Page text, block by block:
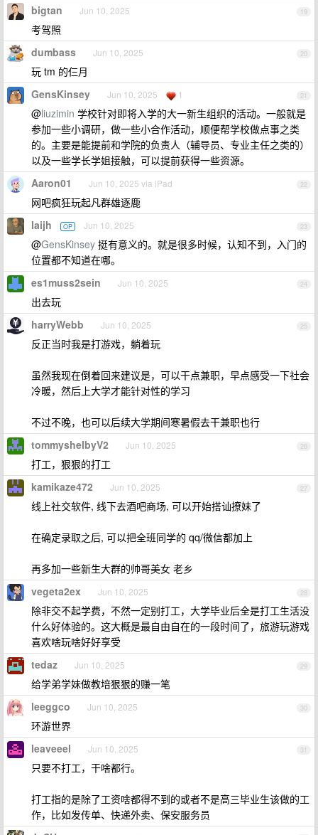
19
bigtan Jun 10, 2025
考驾照
20
dumbass Jun 10, 2025
玩 tm 的仨月
21
GensKinsey Jun 10, 2025 1
@liuzimin 学校针对即将入学的大一新生组织的活动。一般就是
参加一些小调研，做一些小合作活动，顺便帮学校做点事之类
的。主要是能提前和学院的负责人（辅导员、专业主任之类的）
以及一些学长学姐接触，可以提前获得一些资源。
22
Aaron01 Jun 10, 2025 via iPad
网吧疯狂玩起凡群雄逐鹿
23
laijh OP Jun 10, 2025
@GensKinsey 挺有意义的。就是很多时候，认知不到，入门的
位置都不知道在哪。
24
es1muss2sein Jun 10, 2025
出去玩
25
harryWebb Jun 10, 2025
反正当时我是打游戏，躺着玩
虽然我现在倒着回来建议是，可以干点兼职，早点感受一下社会
冷暖，然后上大学才能针对性的学习
不过不晚，也可以后续大学期间寒暑假去干兼职也行
26
tommyshelbyV2 Jun 10, 2025
打工，狠狠的打工
27
kamikaze472 Jun 10, 2025
线上社交软件, 线下去酒吧商场, 可以开始搭讪撩妹了
在确定录取之后, 可以把全班同学的 qq/微信都加上
再多加一些新生大群的帅哥美女 老乡
28
vegeta2ex Jun 10, 2025
除非交不起学费，不然一定别打工，大学毕业后全是打工生活没
什么好体验的。这大概是最自由自在的一段时间了，旅游玩游戏
喜欢啥玩啥好好享受
29
tedaz Jun 10, 2025
给学弟学妹做教培狠狠的赚一笔
30
leeggco Jun 10, 2025
环游世界
31
leaveeel Jun 10, 2025
只要不打工，干啥都行。
打工指的是除了工资啥都得不到的或者不是高三毕业生该做的工
作，比如发传单、快递外卖、保安服务员